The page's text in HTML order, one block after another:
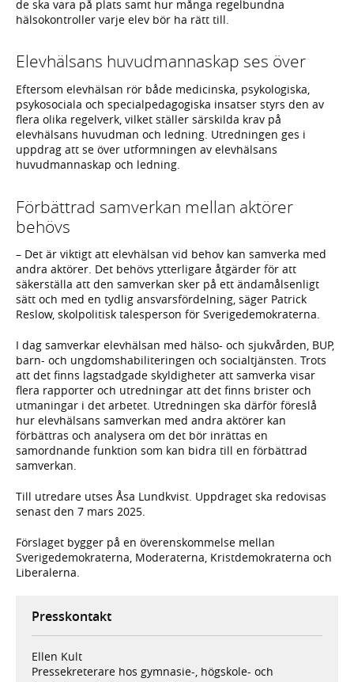
de ska vara på plats samt hur många regelbundna
hälsokontroller varje elev bör ha rätt till.
Elevhälsans huvudmannaskap ses över
Eftersom elevhälsan rör både medicinska, psykologiska,
psykosociala och specialpedagogiska insatser styrs den av
flera olika regelverk, vilket ställer särskilda krav på
elevhälsans huvudman och ledning. Utredningen ges i
uppdrag att se över utformningen av elevhälsans
huvudmannaskap och ledning.
Förbättrad samverkan mellan aktörer
behövs
– Det är viktigt att elevhälsan vid behov kan samverka med
andra aktörer. Det behövs ytterligare åtgärder för att
säkerställa att den samverkan sker på ett ändamålsenligt
sätt och med en tydlig ansvarsfördelning, säger Patrick
Reslow, skolpolitisk talesperson för Sverigedemokraterna.
I dag samverkar elevhälsan med hälso- och sjukvården, BUP,
barn- och ungdomshabiliteringen och socialtjänsten. Trots
att det finns lagstadgade skyldigheter att samverka visar
flera rapporter och utredningar att det finns brister och
utmaningar i det arbetet. Utredningen ska därför föreslå
hur elevhälsans samverkan med andra aktörer kan
förbättras och analysera om det bör inrättas en
samordnande funktion som kan bidra till en förbättrad
samverkan.
Till utredare utses Åsa Lundkvist. Uppdraget ska redovisas
senast den 7 mars 2025.
Förslaget bygger på en överenskommelse mellan
Sverigedemokraterna, Moderaterna, Kristdemokraterna och
Liberalerna.
Presskontakt
Ellen Kult
Pressekreterare hos gymnasie-, högskole- och